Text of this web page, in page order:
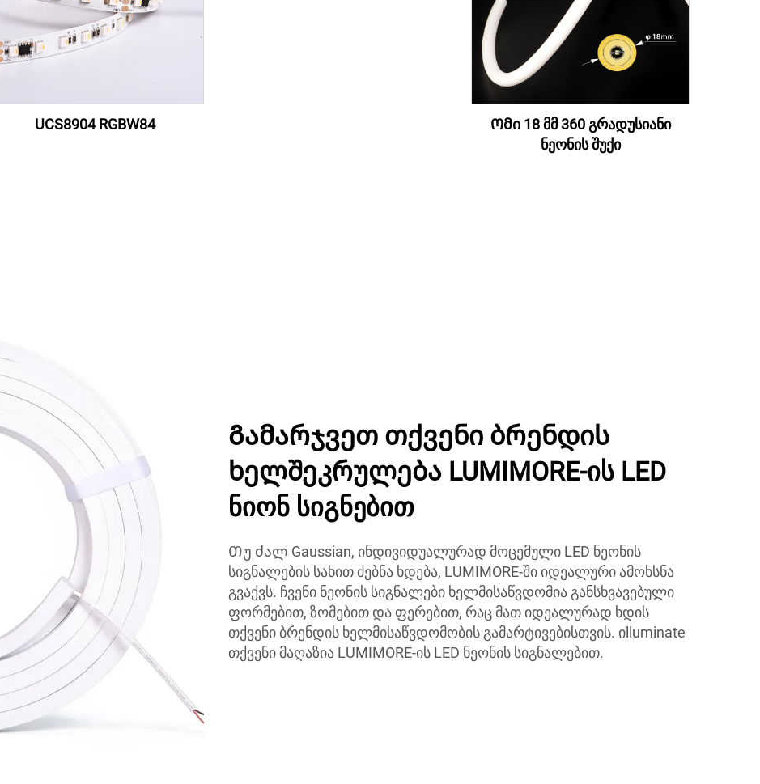
UCS8904 RGBW84
Ომი 18 მმ 360 გრადუსიანი
ნეონის შუქი
Გამარჯვეთ თქვენი ბრენდის
ხელშეკრულება LUMIMORE-ის LED
ნიონ სიგნებით
Თუ ძალ Gaussian, ინდივიდუალურად მოცემული LED ნეონის
სიგნალების სახით ძებნა ხდება, LUMIMORE-ში იდეალური ამოხსნა
გვაქვს. ჩვენი ნეონის სიგნალები ხელმისაწვდომია განსხვავებული
ფორმებით, ზომებით და ფერებით, რაც მათ იდეალურად ხდის
თქვენი ბრენდის ხელმისაწვდომობის გამარტივებისთვის. იlluminate
თქვენი მაღაზია LUMIMORE-ის LED ნეონის სიგნალებით.